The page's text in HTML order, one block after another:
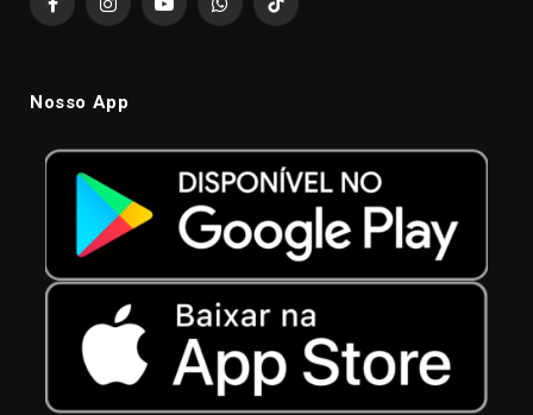
FacebookInstagramYouTubeWhatsAppTikTok
Nosso App